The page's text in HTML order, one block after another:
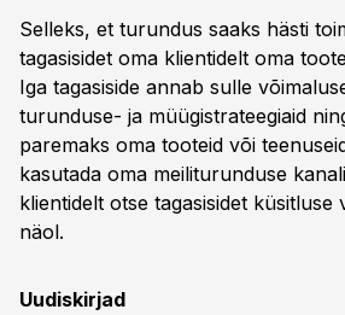
Selleks, et turundus saaks hästi
tagasisidet oma klientidelt oma
Iga tagasiside annab sulle
turunduse- ja müügistrateegiaid
paremaks oma tooteid või
kasutada oma meiliturunduse
klientidelt otse tagasisidet küsitluse
näol.
Uudiskirjad